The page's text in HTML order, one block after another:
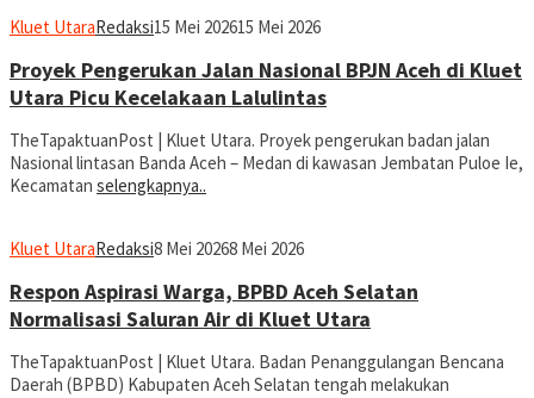
Kluet UtaraRedaksi15 Mei 202615 Mei 2026
Proyek Pengerukan Jalan Nasional BPJN Aceh di Kluet
Utara Picu Kecelakaan Lalulintas
TheTapaktuanPost | Kluet Utara. Proyek pengerukan badan jalan
Nasional lintasan Banda Aceh – Medan di kawasan Jembatan Puloe Ie,
Kecamatan selengkapnya..
Kluet UtaraRedaksi8 Mei 20268 Mei 2026
Respon Aspirasi Warga, BPBD Aceh Selatan
Normalisasi Saluran Air di Kluet Utara
TheTapaktuanPost | Kluet Utara. Badan Penanggulangan Bencana
Daerah (BPBD) Kabupaten Aceh Selatan tengah melakukan